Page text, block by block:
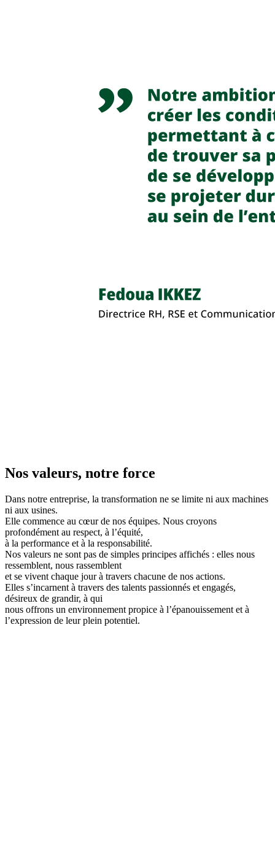
Nos valeurs, notre force
Dans notre entreprise, la transformation ne se limite ni aux machines
ni aux usines.
Elle commence au cœur de nos équipes. Nous croyons
profondément au respect, à l’équité,
à la performance et à la responsabilité.
Nos valeurs ne sont pas de simples principes affichés : elles nous
ressemblent, nous rassemblent
et se vivent chaque jour à travers chacune de nos actions.
Elles s’incarnent à travers des talents passionnés et engagés,
désireux de grandir, à qui
nous offrons un environnement propice à l’épanouissement et à
l’expression de leur plein potentiel.